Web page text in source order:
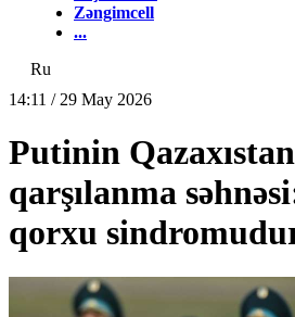
Zəngimcell
...
Ru
14:11 / 29 May 2026
Putinin
qarşılanma
qorxu